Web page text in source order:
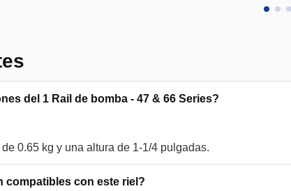
del 1 Rail de bomba - 47 & 66 Series?
compatibles con este riel?